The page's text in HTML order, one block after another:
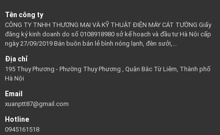
Tên công ty
CÔNG TY TNHH THƯƠNG MẠI VÀ KỸ THUẬT ĐIỆN MÁY CÁT TƯỜNG Giấy
đăng ký kinh doanh do số 0108918980 sở kế hoạch và đầu tư Hà Nội cấp
ngày 27/09/2019 Bán buôn bán lẻ bình nóng lạnh, đèn sưởi,...
Địa chỉ
195 Thụy Phương - Phường Thụy Phương , Quận Bắc Từ Liêm, Thành phố
Hà Nội
Email
xuanptt87@gmail.com
Hotline
0945161518